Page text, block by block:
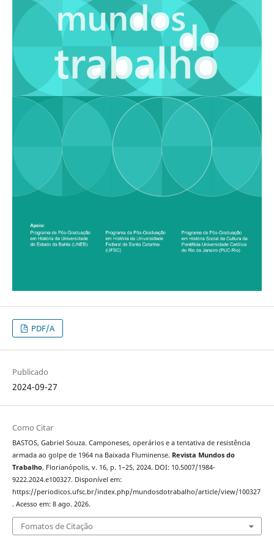
PDF/A
Publicado
2024-09-27
Como Citar
BASTOS, Gabriel Souza. Camponeses, operários e a tentativa de resistência
armada ao golpe de 1964 na Baixada Fluminense. Revista Mundos do
Trabalho, Florianópolis, v. 16, p. 1–25, 2024. DOI: 10.5007/1984-
9222.2024.e100327. Disponível em:
https://periodicos.ufsc.br/index.php/mundosdotrabalho/article/view/100327
. Acesso em: 8 ago. 2026.
Fomatos de Citação